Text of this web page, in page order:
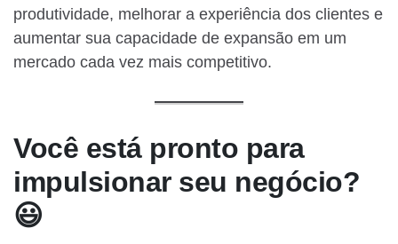
produtividade, melhorar a experiência dos clientes e
aumentar sua capacidade de expansão em um
mercado cada vez mais competitivo.
Você está pronto para
impulsionar seu negócio?
😃